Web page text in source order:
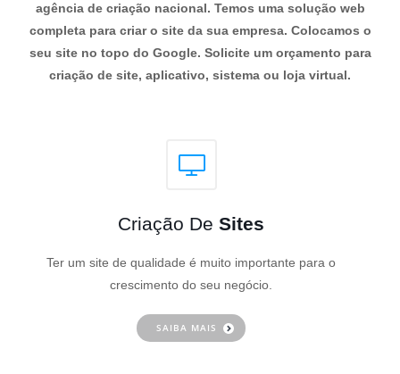
agência de criação nacional. Temos uma solução web
completa para criar o site da sua empresa. Colocamos o
seu site no topo do Google. Solicite um orçamento para
criação de site, aplicativo, sistema ou loja virtual.
Criação De Sites
Ter um site de qualidade é muito importante para o
crescimento do seu negócio.
SAIBA MAIS